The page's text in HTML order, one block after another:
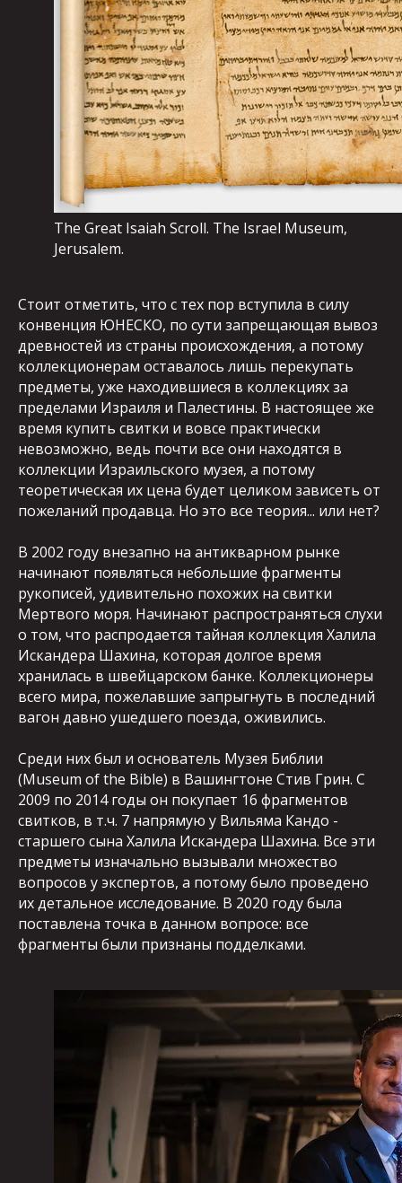
The Great Isaiah Scroll. The Israel Museum,
Jerusalem.
Стоит отметить, что с тех пор вступила в силу
конвенция ЮНЕСКО, по сути запрещающая вывоз
древностей из страны происхождения, а потому
коллекционерам оставалось лишь перекупать
предметы, уже находившиеся в коллекциях за
пределами Израиля и Палестины. В настоящее же
время купить свитки и вовсе практически
невозможно, ведь почти все они находятся в
коллекции Израильского музея, а потому
теоретическая их цена будет целиком зависеть от
пожеланий продавца. Но это все теория... или нет?
В 2002 году внезапно на антикварном рынке
начинают появляться небольшие фрагменты
рукописей, удивительно похожих на свитки
Мертвого моря. Начинают распространяться слухи
о том, что распродается тайная коллекция Халила
Искандера Шахина, которая долгое время
хранилась в швейцарском банке. Коллекционеры
всего мира, пожелавшие запрыгнуть в последний
вагон давно ушедшего поезда, оживились.
Среди них был и основатель Музея Библии
(Museum of the Bible) в Вашингтоне Стив Грин. С
2009 по 2014 годы он покупает 16 фрагментов
свитков, в т.ч. 7 напрямую у Вильяма Кандо -
старшего сына Халила Искандера Шахина. Все эти
предметы изначально вызывали множество
вопросов у экспертов, а потому было проведено
их детальное исследование. В 2020 году была
поставлена точка в данном вопросе: все
фрагменты были признаны подделками.